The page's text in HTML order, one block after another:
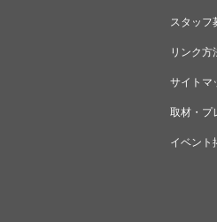
スタッフ
リンク方
サイトマ
取材・プ
イベント